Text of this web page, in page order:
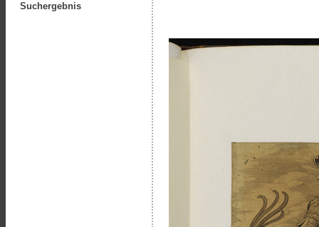
Suchergebnis